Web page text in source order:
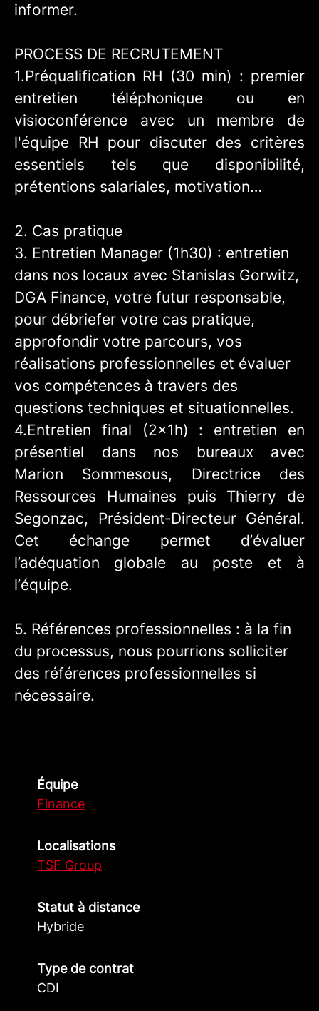
informer.
PROCESS DE RECRUTEMENT
1.Préqualification RH (30 min) : premier
entretien téléphonique ou en
visioconférence avec un membre de
l'équipe RH pour discuter des critères
essentiels tels que disponibilité,
prétentions salariales, motivation…
2. Cas pratique
3. Entretien Manager (1h30) : entretien
dans nos locaux avec Stanislas Gorwitz,
DGA Finance, votre futur responsable,
pour débriefer votre cas pratique,
approfondir votre parcours, vos
réalisations professionnelles et évaluer
vos compétences à travers des
questions techniques et situationnelles.
4.Entretien final (2x1h) : entretien en
présentiel dans nos bureaux avec
Marion Sommesous, Directrice des
Ressources Humaines puis Thierry de
Segonzac, Président‑Directeur Général.
Cet échange permet d’évaluer
l’adéquation globale au poste et à
l’équipe.
5. Références professionnelles : à la fin
du processus, nous pourrions solliciter
des références professionnelles si
nécessaire.
Équipe
Finance
Localisations
TSF Group
Statut à distance
Hybride
Type de contrat
CDI